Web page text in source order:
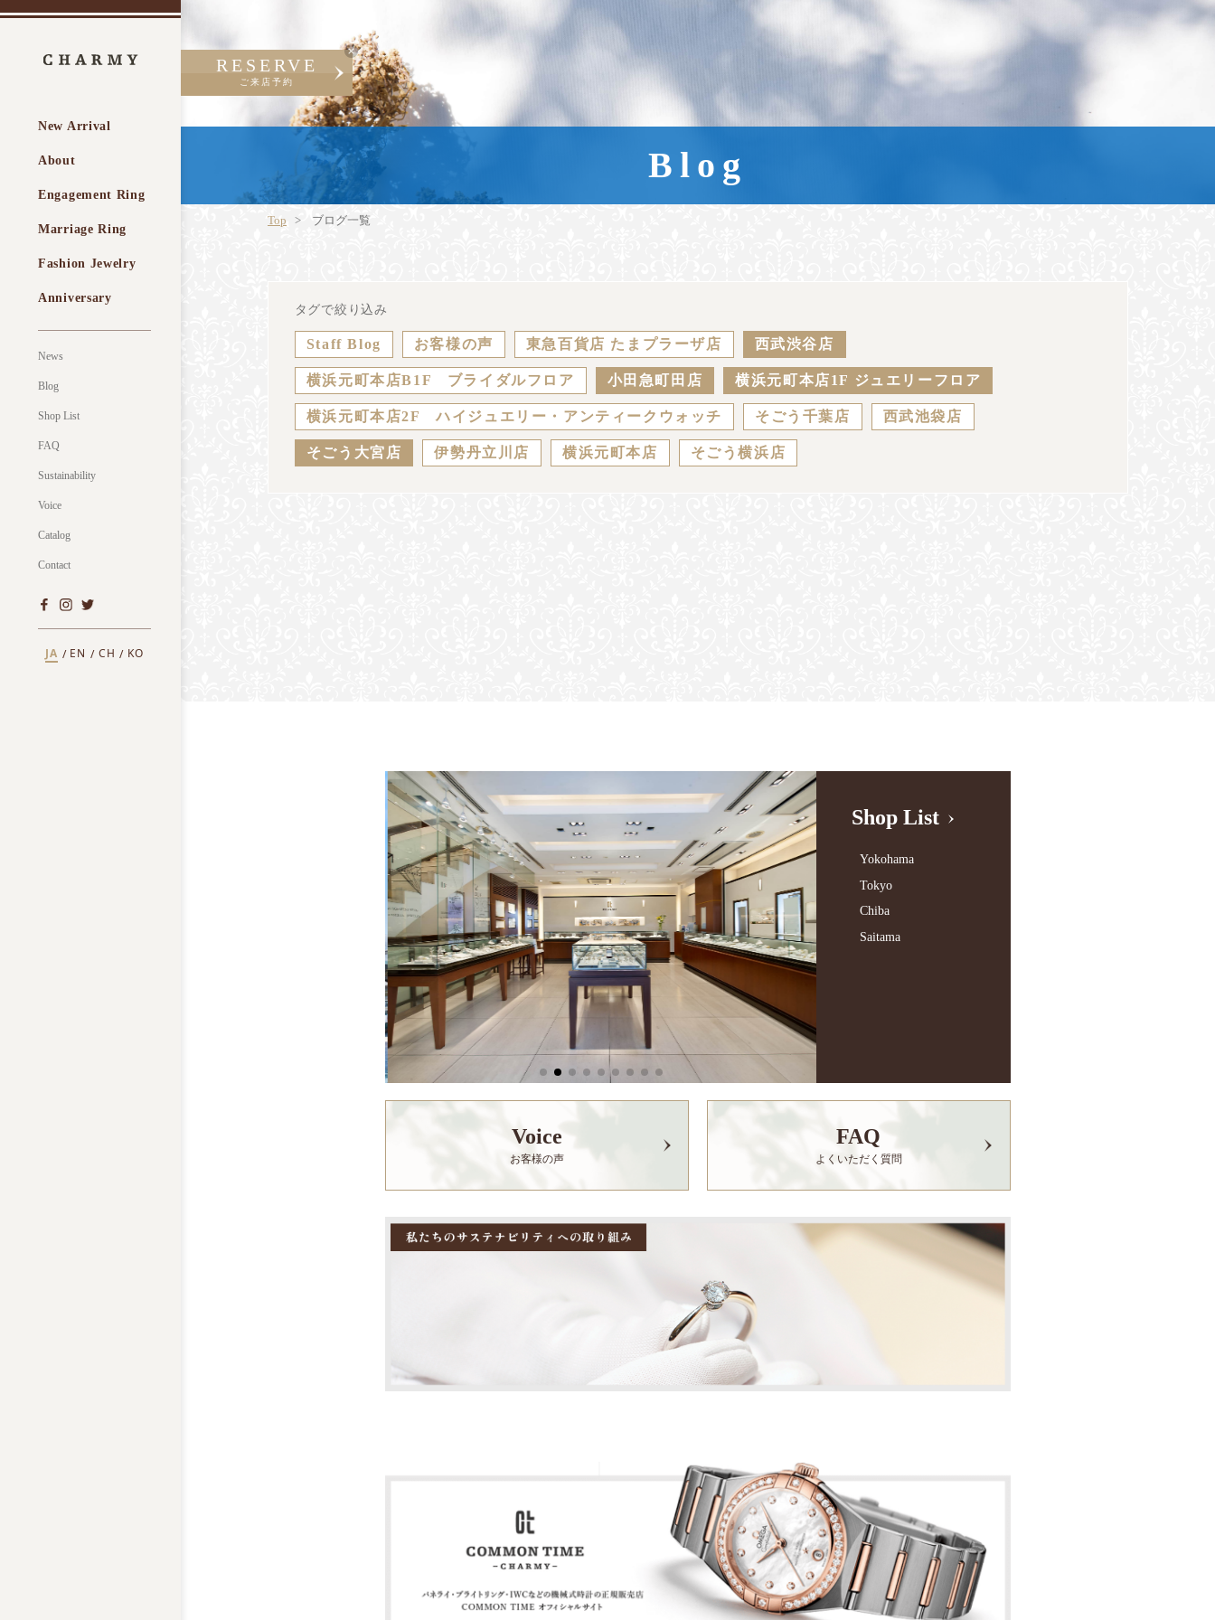
New Arrival
About
Engagement Ring
Marriage Ring
Fashion Jewelry
Anniversary
News
Blog
Shop List
FAQ
Sustainability
Voice
Catalog
Contact
JA EN CH KO
RESERVE
ご来店予約
Blog
Top ブログ一覧
タグで絞り込み
Staff Blog お客様の声 東急百貨店 たまプラーザ店 西武渋谷店
横浜元町本店B1F ブライダルフロア 小田急町田店 横浜元町本店1F ジュエリーフロア
横浜元町本店2F ハイジュエリー・アンティークウォッチ そごう千葉店 西武池袋店
そごう大宮店 伊勢丹立川店 横浜元町本店 そごう横浜店
Shop List
Yokohama
Tokyo
Chiba
Saitama
Voice
お客様の声
FAQ
よくいただく質問